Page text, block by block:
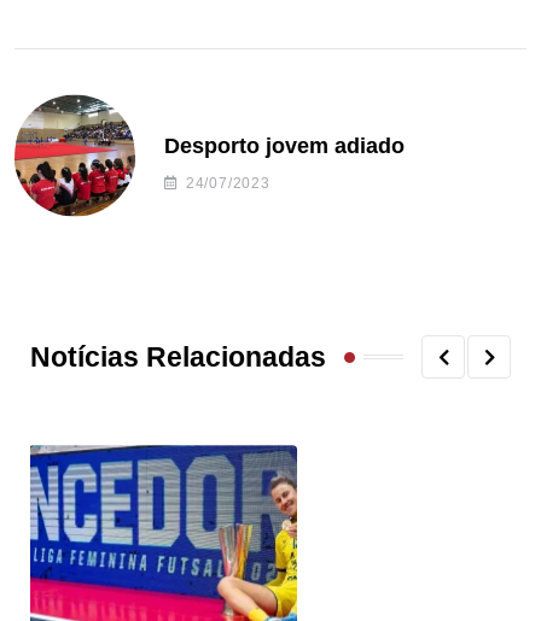
Desporto jovem adiado
24/07/2023
Notícias Relacionadas